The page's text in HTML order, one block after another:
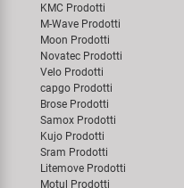
KMC Prodotti
M-Wave Prodotti
Moon Prodotti
Novatec Prodotti
Velo Prodotti
capgo Prodotti
Brose Prodotti
Samox Prodotti
Kujo Prodotti
Sram Prodotti
Litemove Prodotti
Motul Prodotti